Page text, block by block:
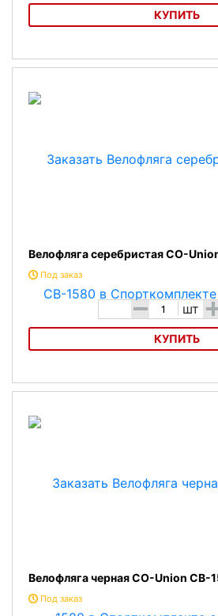
КУПИТЬ
Велофляга белая CO-Union CB-1580
Велофляга серебристая CO-
Под заказ
- шт +
КУПИТЬ
Велофляга серебристая CO-Union CB-1580
Велофляга черная CO-Union CB-
Под заказ